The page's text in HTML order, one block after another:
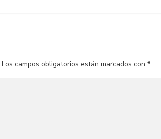
Los campos obligatorios están marcados con*